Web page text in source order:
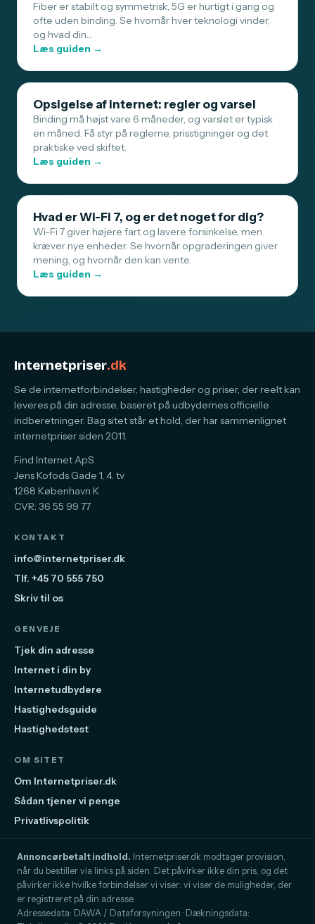
Fiber er stabilt og symmetrisk, 5G er hurtigt i gang og
ofte uden binding. Se hvornår hver teknologi vinder,
og hvad din…
Læs guiden →
Opsigelse af internet: regler og varsel
Binding må højst vare 6 måneder, og varslet er typisk
en måned. Få styr på reglerne, prisstigninger og det
praktiske ved skiftet.
Læs guiden →
Hvad er Wi-Fi 7, og er det noget for dig?
Wi-Fi 7 giver højere fart og lavere forsinkelse, men
kræver nye enheder. Se hvornår opgraderingen giver
mening, og hvornår den kan vente.
Læs guiden →
Internetpriser.dk
Se de internetforbindelser, hastigheder og priser, der reelt kan
leveres på din adresse, baseret på udbydernes officielle
indberetninger. Bag sitet står et hold, der har sammenlignet
internetpriser siden 2011.
Find Internet ApS
Jens Kofods Gade 1, 4. tv
1268 København K
CVR: 36 55 99 77
KONTAKT
info@internetpriser.dk
Tlf. +45 70 555 750
Skriv til os
GENVEJE
Tjek din adresse
Internet i din by
Internetudbydere
Hastighedsguide
Hastighedstest
OM SITET
Om Internetpriser.dk
Sådan tjener vi penge
Privatlivspolitik
Annoncørbetalt indhold. Internetpriser.dk modtager provision,
når du bestiller via links på siden. Det påvirker ikke din pris, og det
påvirker ikke hvilke forbindelser vi viser: vi viser de muligheder, der
er registreret på din adresse.
Adressedata: DAWA / Dataforsyningen · Dækningsdata: